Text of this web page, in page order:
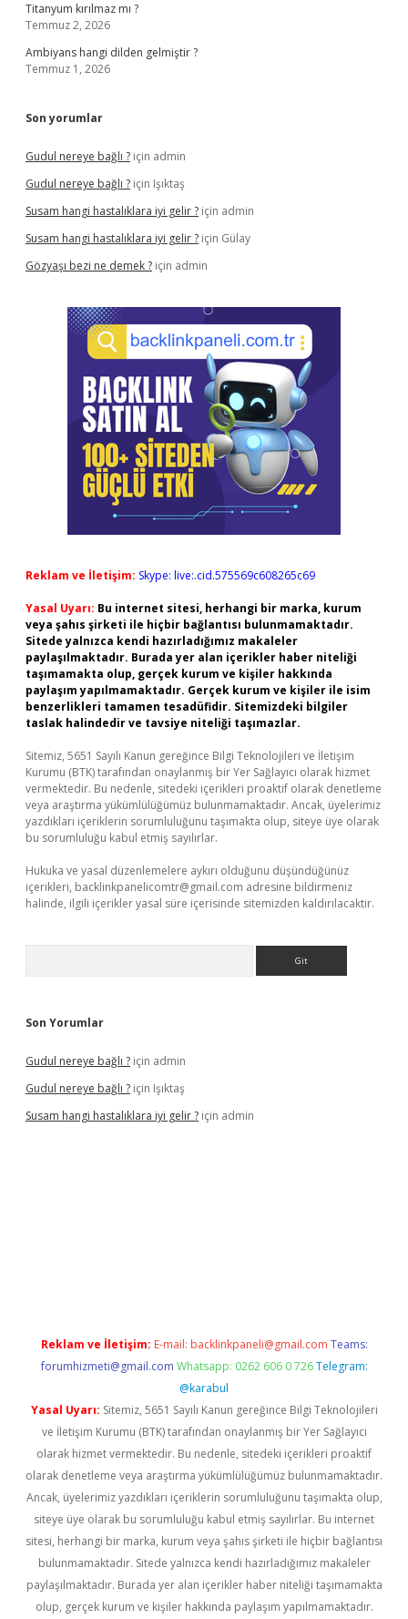
Titanyum kırılmaz mı ?
Temmuz 2, 2026
Ambiyans hangi dilden gelmiştir ?
Temmuz 1, 2026
Son yorumlar
Gudul nereye bağlı ? için admin
Gudul nereye bağlı ? için Işıktaş
Susam hangi hastalıklara iyi gelir ? için admin
Susam hangi hastalıklara iyi gelir ? için Gülay
Gözyaşı bezi ne demek ? için admin
Reklam ve İletişim: Skype: live:.cid.575569c608265c69
Yasal Uyarı: Bu internet sitesi, herhangi bir marka, kurum
veya şahıs şirketi ile hiçbir bağlantısı bulunmamaktadır.
Sitede yalnızca kendi hazırladığımız makaleler
paylaşılmaktadır. Burada yer alan içerikler haber niteliği
taşımamakta olup, gerçek kurum ve kişiler hakkında
paylaşım yapılmamaktadır. Gerçek kurum ve kişiler ile isim
benzerlikleri tamamen tesadüfidir. Sitemizdeki bilgiler
taslak halindedir ve tavsiye niteliği taşımazlar.
Sitemiz, 5651 Sayılı Kanun gereğince Bilgi Teknolojileri ve İletişim
Kurumu (BTK) tarafından onaylanmış bir Yer Sağlayıcı olarak hizmet
vermektedir. Bu nedenle, sitedeki içerikleri proaktif olarak denetleme
veya araştırma yükümlülüğümüz bulunmamaktadır. Ancak, üyelerimiz
yazdıkları içeriklerin sorumluluğunu taşımakta olup, siteye üye olarak
bu sorumluluğu kabul etmiş sayılırlar.
Hukuka ve yasal düzenlemelere aykırı olduğunu düşündüğünüz
içerikleri, backlinkpanelicomtr@gmail.com adresine bildirmeniz
halinde, ilgili içerikler yasal süre içerisinde sitemizden kaldırılacaktır.
Son Yorumlar
Gudul nereye bağlı ? için admin
Gudul nereye bağlı ? için Işıktaş
Susam hangi hastalıklara iyi gelir ? için admin
Reklam ve İletişim: E-mail: backlinkpaneli@gmail.com Teams:
forumhizmeti@gmail.com Whatsapp: 0262 606 0 726 Telegram:
@karabul
Yasal Uyarı: Sitemiz, 5651 Sayılı Kanun gereğince Bilgi Teknolojileri
ve İletişim Kurumu (BTK) tarafından onaylanmış bir Yer Sağlayıcı
olarak hizmet vermektedir. Bu nedenle, sitedeki içerikleri proaktif
olarak denetleme veya araştırma yükümlülüğümüz bulunmamaktadır.
Ancak, üyelerimiz yazdıkları içeriklerin sorumluluğunu taşımakta olup,
siteye üye olarak bu sorumluluğu kabul etmiş sayılırlar. Bu internet
sitesi, herhangi bir marka, kurum veya şahıs şirketi ile hiçbir bağlantısı
bulunmamaktadır. Sitede yalnızca kendi hazırladığımız makaleler
paylaşılmaktadır. Burada yer alan içerikler haber niteliği taşımamakta
olup, gerçek kurum ve kişiler hakkında paylaşım yapılmamaktadır.